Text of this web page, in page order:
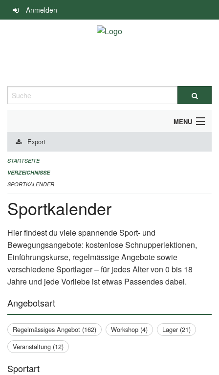
Navigation
überspringen
Anmelden
Suche
MENU
ALLGEMEINE INFORMATIONEN
FINANZIELLE UNTERSTÜTZUNG BENÖTIGT?
KONTAKT
Export
STARTSEITE
VERZEICHNISSE
SPORTKALENDER
Sportkalender
Hier findest du viele spannende Sport- und
Bewegungsangebote: kostenlose Schnupperlektionen,
Einführungskurse, regelmässige Angebote sowie
verschiedene Sportlager – für jedes Alter von 0 bis 18
Jahre und jede Vorliebe ist etwas Passendes dabei.
Angebotsart
Regelmässiges Angebot (162) Workshop (4)
Lager (21)
Veranstaltung (12)
Sportart